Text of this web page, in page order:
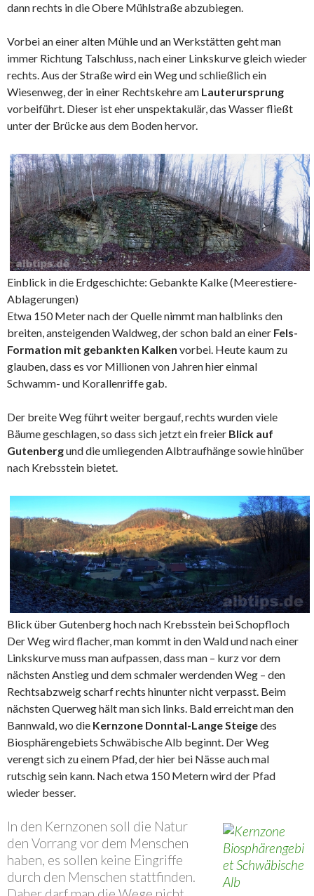
dann rechts in die Obere Mühlstraße abzubiegen.
Vorbei an einer alten Mühle und an Werkstätten geht man
immer Richtung Talschluss, nach einer Linkskurve gleich wieder
rechts. Aus der Straße wird ein Weg und schließlich ein
Wiesenweg, der in einer Rechtskehre am Lauterursprung
vorbeiführt. Dieser ist eher unspektakulär, das Wasser fließt
unter der Brücke aus dem Boden hervor.
Einblick in die Erdgeschichte: Gebankte Kalke (Meerestiere-
Ablagerungen)
Etwa 150 Meter nach der Quelle nimmt man halblinks den
breiten, ansteigenden Waldweg, der schon bald an einer Fels-
Formation mit gebankten Kalken vorbei. Heute kaum zu
glauben, dass es vor Millionen von Jahren hier einmal
Schwamm- und Korallenriffe gab.
Der breite Weg führt weiter bergauf, rechts wurden viele
Bäume geschlagen, so dass sich jetzt ein freier Blick auf
Gutenbergund die umliegenden Albtraufhänge sowie hinüber
nach Krebsstein bietet.
Blick über Gutenberg hoch nach Krebsstein bei Schopfloch
Der Weg wird flacher, man kommt in den Wald und nach einer
Linkskurve muss man aufpassen, dass man – kurz vor dem
nächsten Anstieg und dem schmaler werdenden Weg – den
Rechtsabzweig scharf rechts hinunter nicht verpasst. Beim
nächsten Querweg hält man sich links. Bald erreicht man den
Bannwald, wo die Kernzone Donntal-Lange Steigedes
Biosphärengebiets Schwäbische Alb beginnt. Der Weg
verengt sich zu einem Pfad, der hier bei Nässe auch mal
rutschig sein kann. Nach etwa 150 Metern wird der Pfad
wieder besser.
In den Kernzonen soll die Natur
den Vorrang vor dem Menschen
haben, es sollen keine Eingriffe
durch den Menschen stattfinden.